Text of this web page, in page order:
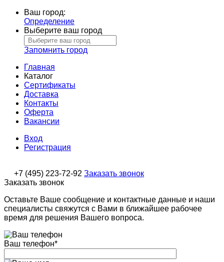
Ваш город:
Определение
Выберите ваш город
Запомнить город
Главная
Каталог
Сертификаты
Доставка
Контакты
Оферта
Вакансии
Вход
Регистрация
+7 (495) 223-72-92 Заказать звонок
Заказать звонок
Оставьте Ваше сообщение и контактные данные и наши
специалисты свяжутся с Вами в ближайшее рабочее
время для решения Вашего вопроса.
Ваш телефон*